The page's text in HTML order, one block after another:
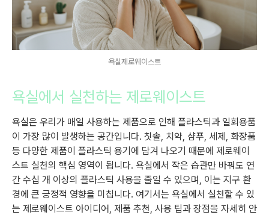
욕실제로웨이스트
욕실에서 실천하는 제로웨이스트
욕실은 우리가 매일 사용하는 제품으로 인해 플라스틱과 일회용품
이 가장 많이 발생하는 공간입니다. 칫솔, 치약, 샴푸, 세제, 화장품
등 다양한 제품이 플라스틱 용기에 담겨 나오기 때문에 제로웨이
스트 실천의 핵심 영역이 됩니다. 욕실에서 작은 습관만 바꿔도 연
간 수십 개 이상의 플라스틱 사용을 줄일 수 있으며, 이는 지구 환
경에 큰 긍정적 영향을 미칩니다. 여기서는 욕실에서 실천할 수 있
는 제로웨이스트 아이디어, 제품 추천, 사용 팁과 장점을 자세히 안